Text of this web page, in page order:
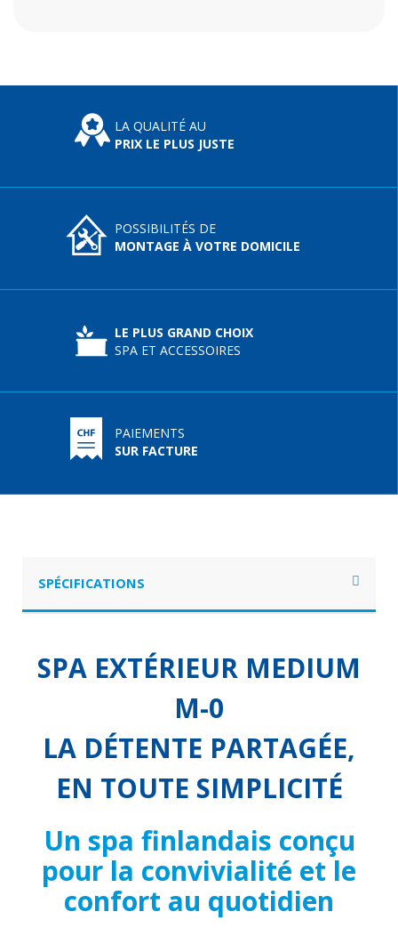
LA QUALITÉ AU
PRIX LE PLUS JUSTE
POSSIBILITÉS DE
MONTAGE À VOTRE DOMICILE
LE PLUS GRAND CHOIX
SPA ET ACCESSOIRES
PAIEMENTS
SUR FACTURE
SPÉCIFICATIONS
SPA EXTÉRIEUR MEDIUM
M-0
LA DÉTENTE PARTAGÉE,
EN TOUTE SIMPLICITÉ
Un spa finlandais conçu
pour la convivialité et le
confort au quotidien